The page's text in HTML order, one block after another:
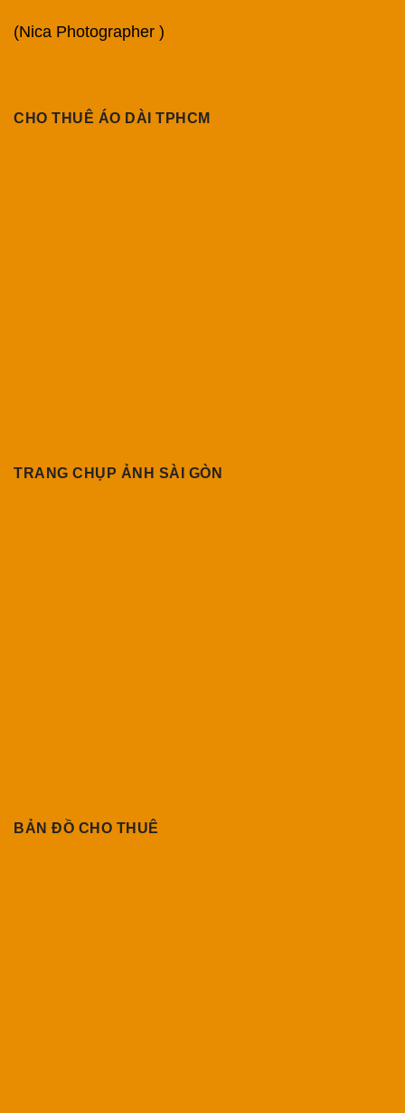
(Nica Photographer )
CHO THUÊ ÁO DÀI TPHCM
TRANG CHỤP ẢNH SÀI GÒN
BẢN ĐỒ CHO THUÊ